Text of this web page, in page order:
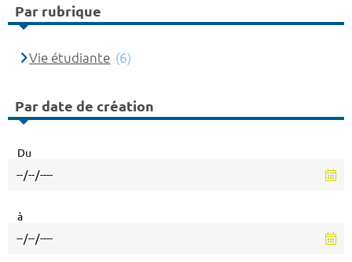
Par rubrique
Vie étudiante (6)
Par date de création
Du
à